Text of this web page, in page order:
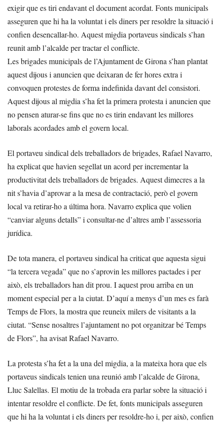
exigir que es tiri endavant el document acordat. Fonts municipals
asseguren que hi ha la voluntat i els diners per resoldre la situació i
confien desencallar-ho. Aquest migdia portaveus sindicals s’han
reunit amb l’alcalde per tractar el conflicte.
Les brigades municipals de l’Ajuntament de Girona s’han plantat
aquest dijous i anuncien que deixaran de fer hores extra i
convoquen protestes de forma indefinida davant del consistori.
Aquest dijous al migdia s’ha fet la primera protesta i anuncien que
no pensen aturar-se fins que no es tirin endavant les millores
laborals acordades amb el govern local.
El portaveu sindical dels treballadors de brigades, Rafael Navarro,
ha explicat que havien segellat un acord per incrementar la
productivitat dels treballadors de brigades. Aquest dimecres a la
nit s’havia d’aprovar a la mesa de contractació, però el govern
local va retirar-ho a última hora. Navarro explica que volien
“canviar alguns detalls” i consultar-ne d’altres amb l’assessoria
jurídica.
De tota manera, el portaveu sindical ha criticat que aquesta sigui
“la tercera vegada” que no s’aprovin les millores pactades i per
això, els treballadors han dit prou. I aquest prou arriba en un
moment especial per a la ciutat. D’aquí a menys d’un mes es farà
Temps de Flors, la mostra que reuneix milers de visitants a la
ciutat. “Sense nosaltres l’ajuntament no pot organitzar bé Temps
de Flors”, ha avisat Rafael Navarro.
La protesta s’ha fet a la una del migdia, a la mateixa hora que els
portaveus sindicals tenien una reunió amb l’alcalde de Girona,
Lluc Salellas. El motiu de la trobada era parlar sobre la situació i
intentar resoldre el conflicte. De fet, fonts municipals asseguren
que hi ha la voluntat i els diners per resoldre-ho i, per això, confien